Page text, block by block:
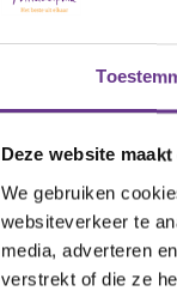
Deze website
We gebruiken
websiteverkeer te
media, adverteren
verstrekt of die ze